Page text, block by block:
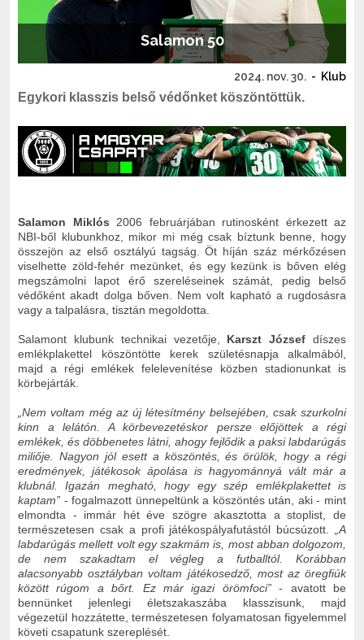
Salamon 50
2024. nov. 30. - Klub
Egykori klasszis belső védőnket köszöntöttük.
Salamon Miklós 2006 februárjában rutinosként érkezett az
NBI-ből klubunkhoz, mikor mi még csak bíztunk benne, hogy
összejön az első osztályú tagság. Öt híján száz mérkőzésen
viselhette zöld-fehér mezünket, és egy kezünk is bőven elég
megszámolni lapot érő szereléseinek számát, pedig belső
védőként akadt dolga bőven. Nem volt kapható a rugdosásra
vagy a talpalásra, tisztán megoldotta.
Salamont klubunk technikai vezetője, Karszt József díszes
emlékplakettel köszöntötte kerek születésnapja alkalmából,
majd a régi emlékek felelevenítése közben stadionunkat is
körbejárták.
„Nem voltam még az új létesítmény belsejében, csak szurkolni
kinn a lelátón. A körbevezetéskor persze előjöttek a régi
emlékek, és döbbenetes látni, ahogy fejlődik a paksi labdarúgás
miliője. Nagyon jól esett a köszöntés, és örülök, hogy a régi
eredmények, játékosok ápolása is hagyománnyá vált már a
klubnál. Igazán megható, hogy egy szép emlékplakettet is
kaptam” - fogalmazott ünnepeltünk a köszöntés után, aki - mint
elmondta - immár hét éve szögre akasztotta a stoplist, de
természetesen csak a profi játékospályafutástól búcsúzott. „A
labdarúgás mellett volt egy szakmám is, most abban dolgozom,
de nem szakadtam el végleg a futballtól. Korábban
alacsonyabb osztályban voltam játékosedző, most az öregfiúk
között rúgom a bőrt. Ez már igazi örömfoci”- avatott be
bennünket jelenlegi életszakaszába klasszisunk, majd
végezetül hozzátette, természetesen folyamatosan figyelemmel
követi csapatunk szereplését.